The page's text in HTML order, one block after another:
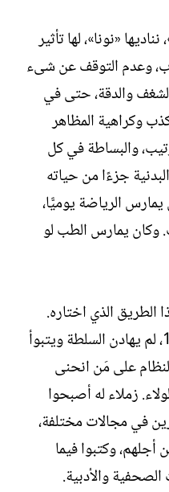
«نونا»، لها تأثير
وعدم التوقف عن شىء
والدقة، حتى في
وكراهية المظاهر
والبساطة في كل
جزءًا من حياته
الرياضة يوميًّا،
وكان يمارس الطب لو
الذي اختاره.
وعندما خرج من المعتقل 1964، لم يهادن السلطة ويتبوأ
على مَن انحنى
زملاء له أصبحوا
في مجالات مختلفة،
وكتبوا فيما
والأدبية.